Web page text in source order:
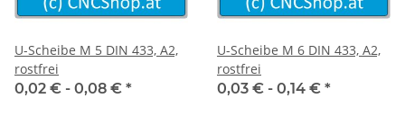
U-Scheibe M 5 DIN 433, A2,
rostfrei
0,02 € - 0,08 € *
U-Scheibe M 6 DIN 433, A2,
rostfrei
0,03 € - 0,14 € *